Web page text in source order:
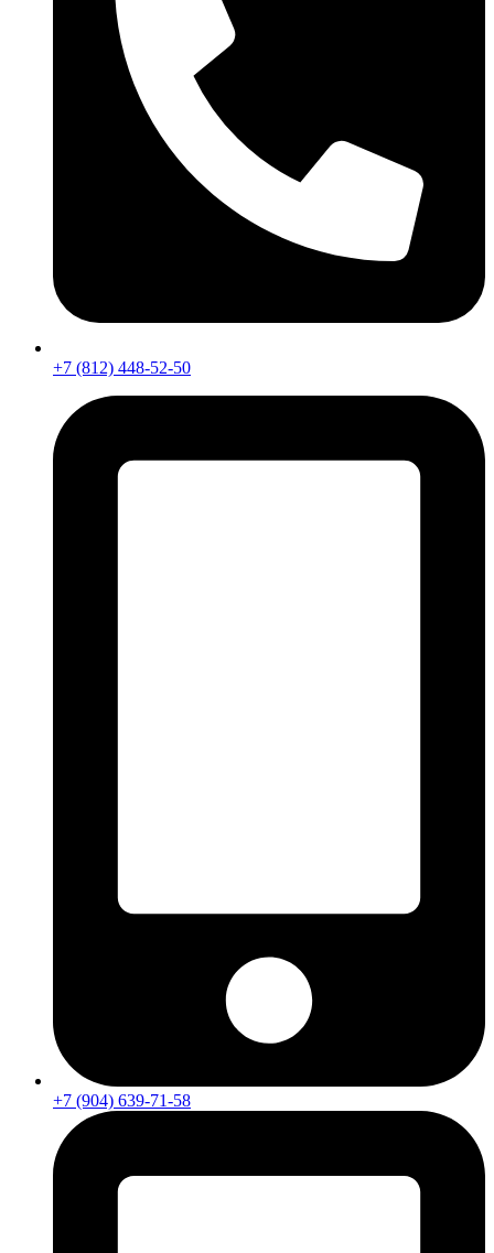
+7 (812) 448-52-50
+7 (904) 639-71-58